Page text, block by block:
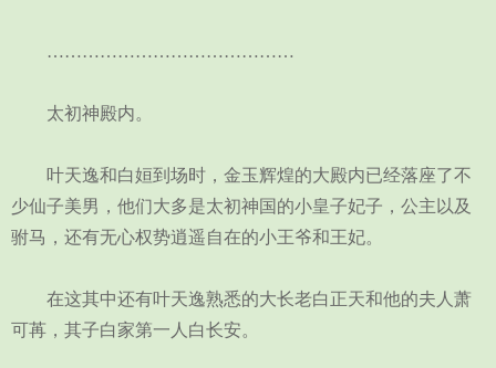
……………………………………
太初神殿内。
叶天逸和白姮到场时，金玉辉煌的大殿内已经落座了不
少仙子美男，他们大多是太初神国的小皇子妃子，公主以及
驸马，还有无心权势逍遥自在的小王爷和王妃。
在这其中还有叶天逸熟悉的大长老白正天和他的夫人萧
可苒，其子白家第一人白长安。